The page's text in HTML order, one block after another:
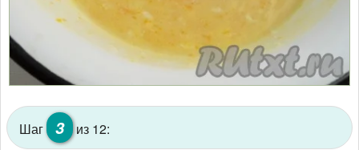
Шаг 3 из 12: